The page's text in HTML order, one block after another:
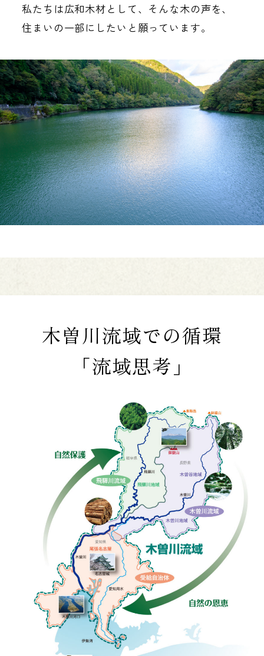
私たちは広和木材として、そんな木の声を、
住まいの一部にしたいと願っています。
木曽川流域での循環
「流域思考」